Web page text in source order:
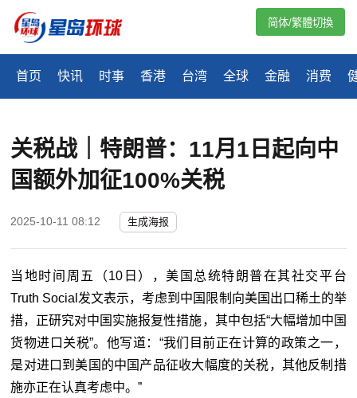
首页 快讯 时事 香港 台湾 全球 金融 消费
简体/繁體切換
关税战｜特朗普：11月1日起向中
国额外加征100%关税
2025-10-11 08:12 生成海报
当地时间 周五（10日），美国总统特朗普在其社交平台
Truth Social发文表示，考虑到中国限制向美国出口稀土的举
措，正研究对中国实施报复性措施，其中包括“大幅增加中国
货物进口关税”。他写道：“我们目前正在计算的政策之一，
是对进口到美国的中国产品征收大幅度的关税，其他反制措
施亦正在认真考虑中。”